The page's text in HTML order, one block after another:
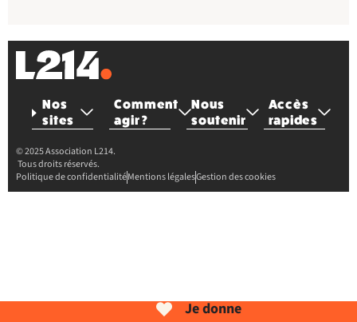
Je donne
Nos
sites
Comment
agir ?
Nous
soutenir
Accès
rapides
© 2025 Association L214.
Tous droits réservés.
Politique de confidentialitéMentions légalesGestion des cookies